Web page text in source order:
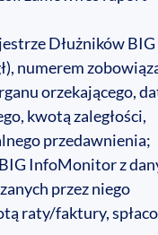
Dłużników BIG
numerem
orzekającego,
kwotą zaległości,
przedawnienia;
InfoMonitor z
przez niego
raty/faktury,